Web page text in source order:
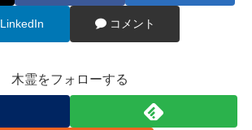
LinkedIn コメント
木霊をフォローする